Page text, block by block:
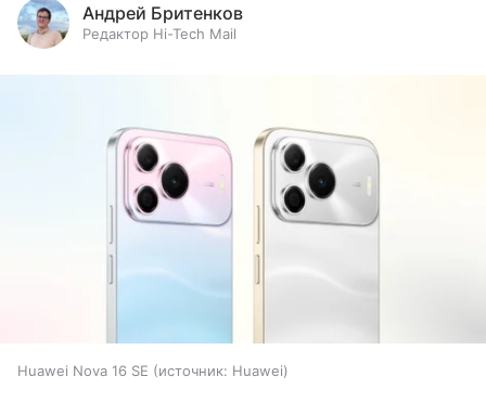
Андрей Бритенков
Редактор Hi-Tech Mail
Huawei Nova 16 SE источник: Huawei